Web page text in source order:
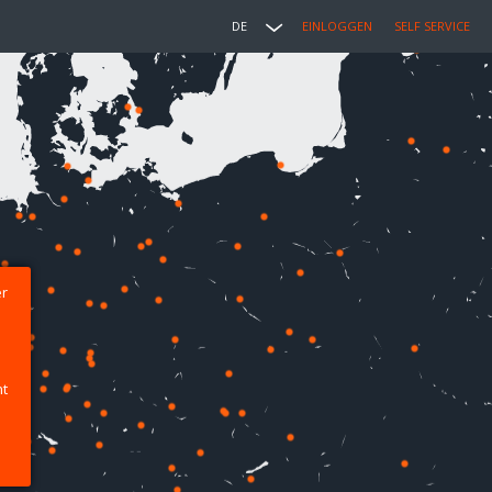
DE EINLOGGEN SELF SERVICE